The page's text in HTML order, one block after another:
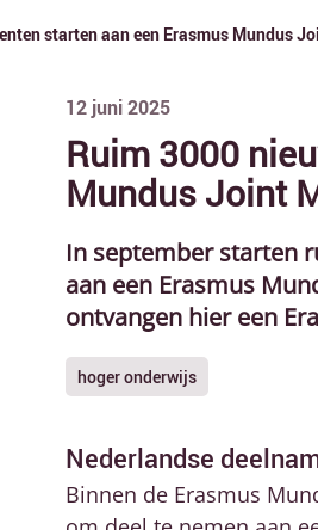
starten aan een Erasmus Mundus
12 juni2025
Ruim 3000
Mundus Joint
In september starten
aan een Erasmus
ontvangen hier een
hoger onderwijs
Nederlandse
Binnen de Erasmus